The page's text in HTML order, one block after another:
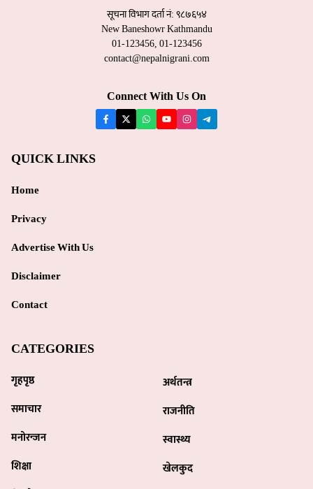
सूचना विभाग दर्ता नं: ९८७६५४
New Baneshowr Kathmandu
01-123456, 01-123456
contact@nepalnigrani.com
Connect With Us On
QUICK LINKS
Home
Privacy
Advertise With Us
Disclaimer
Contact
CATEGORIES
गृहपृष्ठ
समाचार
मनोरन्जन
शिक्षा
अर्थतन्त्र
राजनीति
स्वास्थ्य
खेलकुद